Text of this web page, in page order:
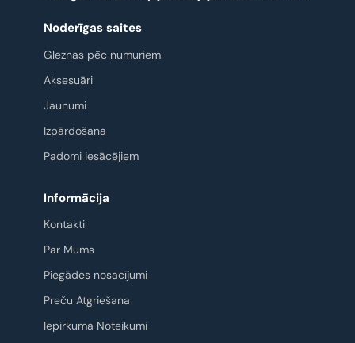
Noderīgas saites
Gleznas pēc numuriem
Aksesuāri
Jaunumi
Izpārdošana
Padomi iesācējiem
Informācija
Kontakti
Par Mums
Piegādes nosacījumi
Preču Atgriešana
Iepirkuma Noteikumi